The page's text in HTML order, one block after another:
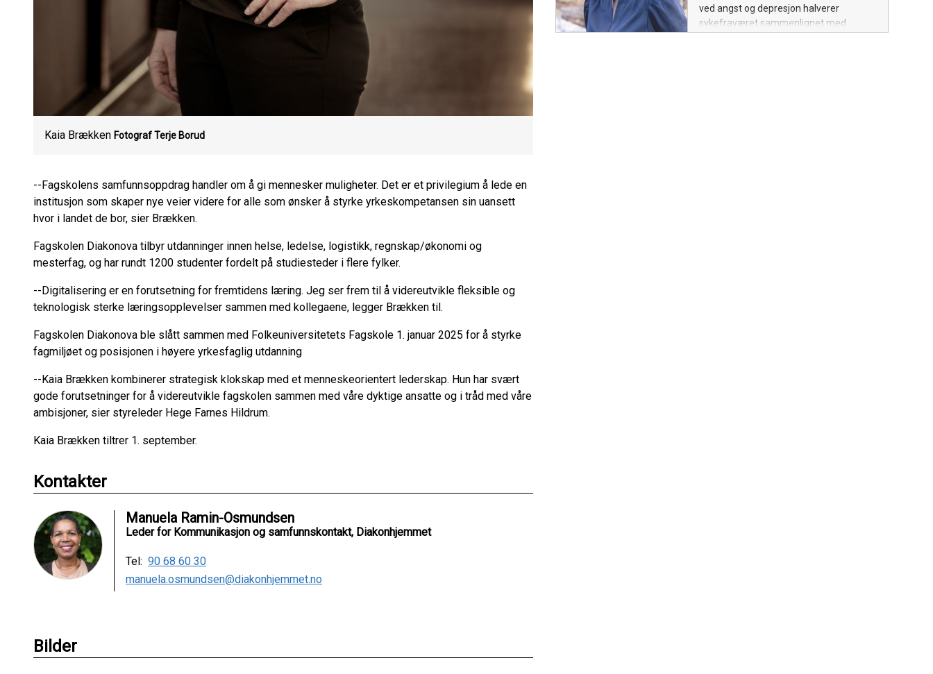
Kaia Brækken Fotograf Terje Borud
--Fagskolens samfunnsoppdrag handler om å gi mennesker muligheter. Det er et privilegium å lede en
institusjon som skaper nye veier videre for alle som ønsker å styrke yrkeskompetansen sin uansett
hvor i landet de bor, sier Brækken.
Fagskolen Diakonova tilbyr utdanninger innen helse, ledelse, logistikk, regnskap/økonomi og
mesterfag, og har rundt 1200 studenter fordelt på studiesteder i flere fylker.
--Digitalisering er en forutsetning for fremtidens læring. Jeg ser frem til å videreutvikle fleksible og
teknologisk sterke læringsopplevelser sammen med kollegaene, legger Brækken til.
Fagskolen Diakonova ble slått sammen med Folkeuniversitetets Fagskole 1. januar 2025 for å styrke
fagmiljøet og posisjonen i høyere yrkesfaglig utdanning
--Kaia Brækken kombinerer strategisk klokskap med et menneskeorientert lederskap. Hun har svært
gode forutsetninger for å videreutvikle fagskolen sammen med våre dyktige ansatte og i tråd med våre
ambisjoner, sier styreleder Hege Farnes Hildrum.
Kaia Brækken tiltrer 1. september.
Kontakter
Manuela Ramin-Osmundsen
Leder for Kommunikasjon og samfunnskontakt, Diakonhjemmet
Tel: 90 68 60 30
manuela.osmundsen@diakonhjemmet.no
Bilder
ved angst og depresjon halverer
sykefraværet sammenlignet med